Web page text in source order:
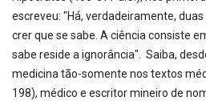
escreveu: "Há, verdadeiramente,
crer que se sabe. A ciência consiste
sabe reside a ignorância". Saiba,
medicina tão-somente nos textos
198), médico e escritor mineiro de